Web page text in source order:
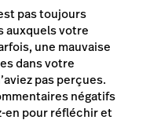
pas toujours
auxquels votre
une mauvaise
dans votre
pas perçues.
négatifs
en pour réfléchir et